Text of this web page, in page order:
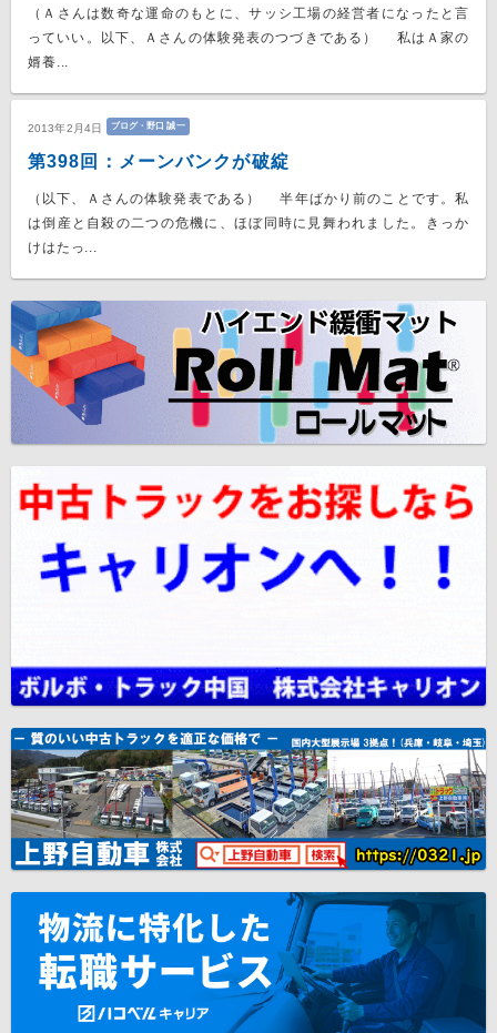
（Ａさんは数奇な運命のもとに、サッシ工場の経営者になったと言
っていい。以下、Ａさんの体験発表のつづきである） 私はＡ家の
婿養...
2013年2月4日 ブログ・野口 誠一
第398回：メーンバンクが破綻
（以下、Ａさんの体験発表である） 半年ばかり前のことです。私
は倒産と自殺の二つの危機に、ほぼ同時に見舞われました。きっか
けはたっ...